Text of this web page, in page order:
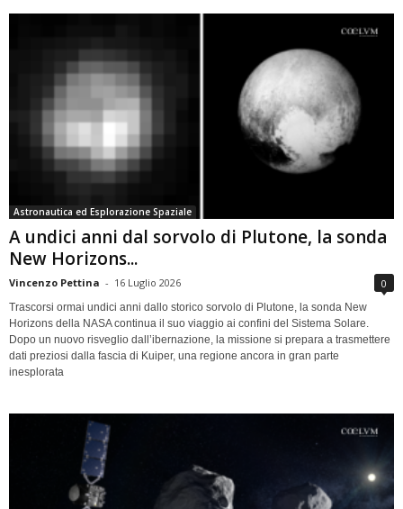
Astronautica ed Esplorazione Spaziale
A undici anni dal sorvolo di Plutone, la sonda
New Horizons...
Vincenzo Pettina - 16 Luglio 2026 0
Trascorsi ormai undici anni dallo storico sorvolo di Plutone, la sonda New
Horizons della NASA continua il suo viaggio ai confini del Sistema Solare.
Dopo un nuovo risveglio dall’ibernazione, la missione si prepara a trasmettere
dati preziosi dalla fascia di Kuiper, una regione ancora in gran parte
inesplorata